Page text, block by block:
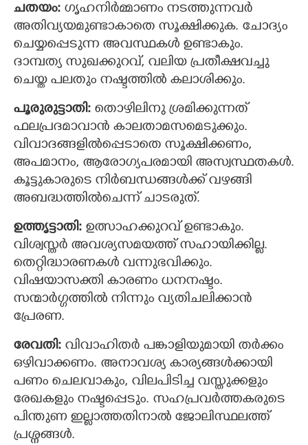
ചതയം: ഗൃഹനിര്‍മ്മാണം നടത്തുന്നവര്‍
അതിവ്യയമുണ്ടാകാതെ സൂക്ഷിക്കുക. ചോദ്യം
ചെയ്യപ്പെടുന്ന അവസ്ഥകള്‍ ഉണ്ടാകും.
ദാമ്പത്യ സുഖക്കുറവ്, വലിയ പ്രതീക്ഷവച്ചു
ചെയ്ത പലതും നഷ്ടത്തിൽ കലാശിക്കും.
പൂരുരുട്ടാതി: തൊഴിലിനു ശ്രമിക്കുന്നത്
ഫലപ്രദമാവാന്‍ കാലതാമസമെടുക്കും.
വിവാദങ്ങളില്‍പ്പെടാതെ സൂക്ഷിക്കണം,
അപമാനം, ആരോഗ്യപരമായി അസ്വസ്ഥതകൾ.
കൂട്ടുകാരുടെ നിർബന്ധങ്ങൾക്ക് വഴങ്ങി
അബദ്ധത്തിൽചെന്ന് ചാടരുത്.
ഉത്തൃട്ടാതി: ഉത്സാഹക്കുറവ് ഉണ്ടാകും.
വിശ്വസ്തര്‍ അവശ്യസമയത്ത് സഹായിക്കില്ല.
തെറ്റിദ്ധാരണകള്‍ വന്നുഭവിക്കും.
വിഷയാസക്തി കാരണം ധനനഷ്ടം.
സന്മാർഗ്ഗത്തിൽ നിന്നും വ്യതിചലിക്കാൻ
പ്രേരണ.
രേവതി: വിവാഹിതർ പങ്കാളിയുമായി തർക്കം
ഒഴിവാക്കണം. അനാവശ്യ കാര്യങ്ങള്‍ക്കായി
പണം ചെലവാകും, വിലപിടിച്ച വസ്തുക്കളും
രേഖകളും നഷ്ടപ്പെടും. സഹപ്രവർത്തകരുടെ
പിന്തുണ ഇല്ലാത്തതിനാൽ ജോലിസ്ഥലത്ത്
പ്രശ്നങ്ങൾ.
×
Share this link
Copy Link